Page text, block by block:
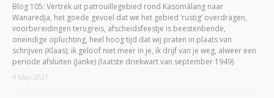
Blog 105: Vertrek uit patrouillegebied rond Kasomálang naar
Wanaredja, het goede gevoel dat we het gebied ‘rustig’ overdragen,
voorbereidingen terugreis, afscheidsfeestje is beestenbende,
oneindige opluchting, heel hoog tijd dat wij praten in plaats van
schrijven (Klaas); ik geloof niet meer in je, ik drijf van je weg, alweer een
periode afsluiten (Janke) (laatste driekwart van september 1949)
4 May, 2021